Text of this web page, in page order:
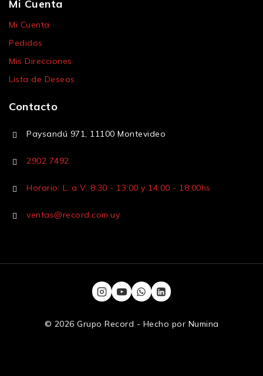
Mi Cuenta
Mi Cuenta
Pedidos
Mis Direcciones
Lista de Deseos
Contacto
Paysandú 971, 11100 Montevideo
2902 7492
Horario: L. a V. 8:30 - 13:00 y 14:00 - 18:00hs
ventas@record.com.uy
© 2026 Grupo Record - Hecho por Numina